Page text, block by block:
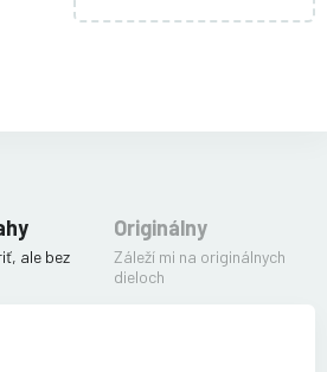
ale bez
Originálny
Záleží mi na originálnych
dieloch